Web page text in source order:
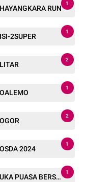
RUN
1
2SUPER
1
2
1
2
2024
1
PUASA BERSAMA
1